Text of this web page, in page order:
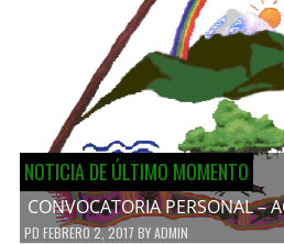
NOTICIA DE ÚLTIMO MOMENTO
CONVOCATORIA PERSONAL –
PD FEBRERO 2, 2017 BYADMIN